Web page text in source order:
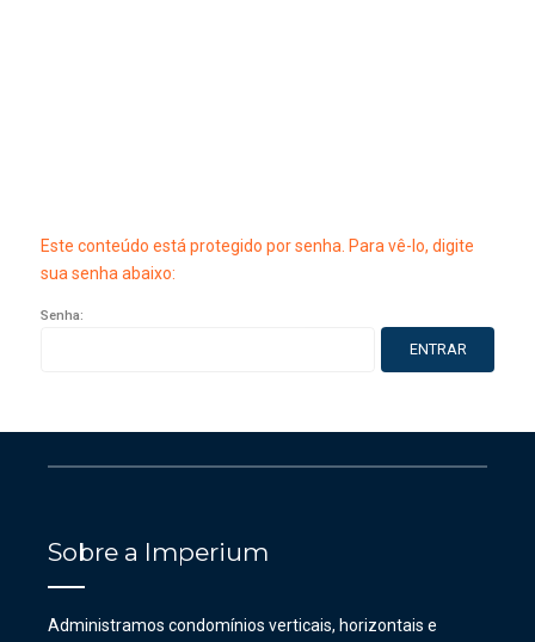
Este conteúdo está protegido por senha. Para vê-lo, digite
sua senha abaixo:
Senha:
Sobre a Imperium
Administramos condomínios verticais, horizontais e